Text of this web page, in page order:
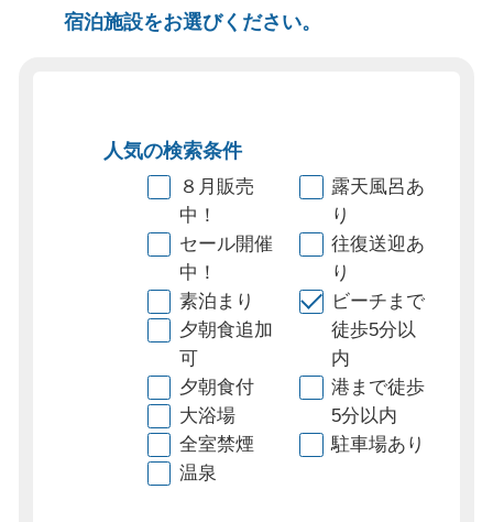
宿泊施設をお選びください。
人気の検索条件
８月販売
中！
セール開催
中！
素泊まり
夕朝食追加
可
夕朝食付
大浴場
全室禁煙
温泉
露天風呂あ
り
往復送迎あ
り
ビーチまで
徒歩5分以
内
港まで徒歩
5分以内
駐車場あり